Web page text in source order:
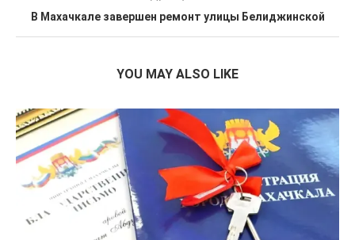
В Махачкале завершен ремонт улицы Белиджинской
YOU MAY ALSO LIKE